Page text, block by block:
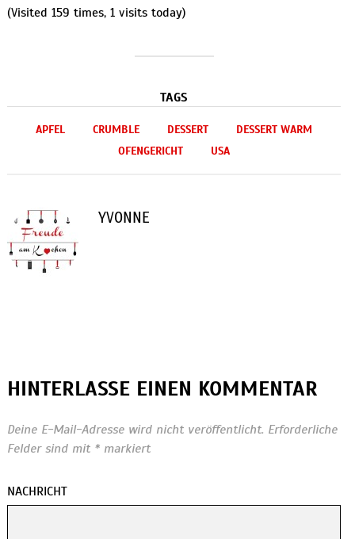
(Visited 159 times, 1 visits today)
TAGS
APFEL CRUMBLE DESSERT
DESSERT WARM
OFENGERICHT
USA
YVONNE
HINTERLASSE EINEN KOMMENTAR
Deine E-Mail-Adresse wird nicht veröffentlicht. Erforderliche
Felder sind mit *markiert
NACHRICHT